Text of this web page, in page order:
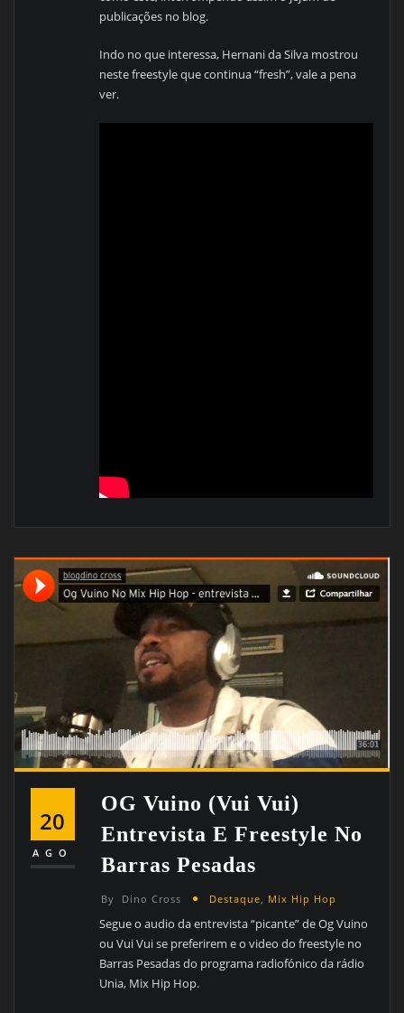
publicações no blog.
Indo no que interessa, Hernani da Silva mostrou
neste freestyle que continua “fresh”, vale a pena
ver.
20
AGO
OG Vuino (Vui Vui)
Entrevista E Freestyle No
Barras Pesadas
By Dino Cross Destaque Mix Hip Hop
Segue o audio da entrevista “picante” de Og Vuino
ou Vui Vui se preferirem e o video do freestyle no
Barras Pesadas do programa radiofónico da rádio
Unia, Mix Hip Hop.